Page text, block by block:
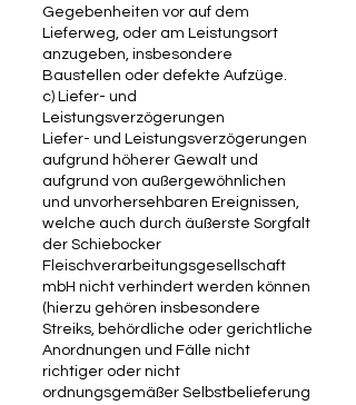
Gegebenheiten vor auf dem
Lieferweg, oder am Leistungsort
anzugeben, insbesondere
Baustellen oder defekte Aufzüge.
c) Liefer- und
Leistungsverzögerungen
Liefer- und Leistungsverzögerungen
aufgrund höherer Gewalt und
aufgrund von außergewöhnlichen
und unvorhersehbaren Ereignissen,
welche auch durch äußerste Sorgfalt
der Schiebocker
Fleischverarbeitungsgesellschaft
mbH nicht verhindert werden können
(hierzu gehören insbesondere
Streiks, behördliche oder gerichtliche
Anordnungen und Fälle nicht
richtiger oder nicht
ordnungsgemäßer Selbstbelieferung